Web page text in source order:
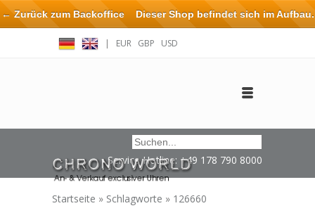
| EUR GBP USD
Service Hotline: +49 178 790 8000
Startseite » Schlagworte » 126660
← Zurück zum BackofficeDieser Shop befindet sich im Aufbau.
Eventuell können nicht alle Bestellungen eingehalten oder erfüllt